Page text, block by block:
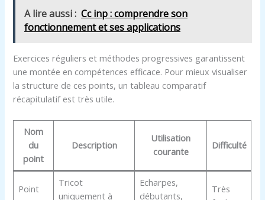
A lire aussi : Cc inp : comprendre son
fonctionnement et ses applications
Exercices réguliers et méthodes progressives garantissent
une montée en compétences efficace. Pour mieux visualiser
la structure de ces points, un tableau comparatif
récapitulatif est très utile.
Nom
du
point
Description
Utilisation
courante
Difficulté
Point
Tricot
uniquement à
Echarpes,
débutants,
Très